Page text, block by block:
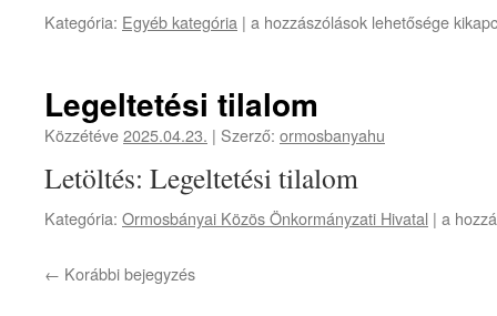
Kategória: Egyéb kategória | Segítse
szúnyogok
elleni
bejegyzéshez
a hozzászólások lehetősége
Legeltetési tilalom
Közzétéve2025.04.23. | Szerző: ormosbanyahu
Letöltés: Legeltetési tilalom
Kategória: Ormosbányai Közös Önkormányzati Hivatal | a
← Korábbi bejegyzés